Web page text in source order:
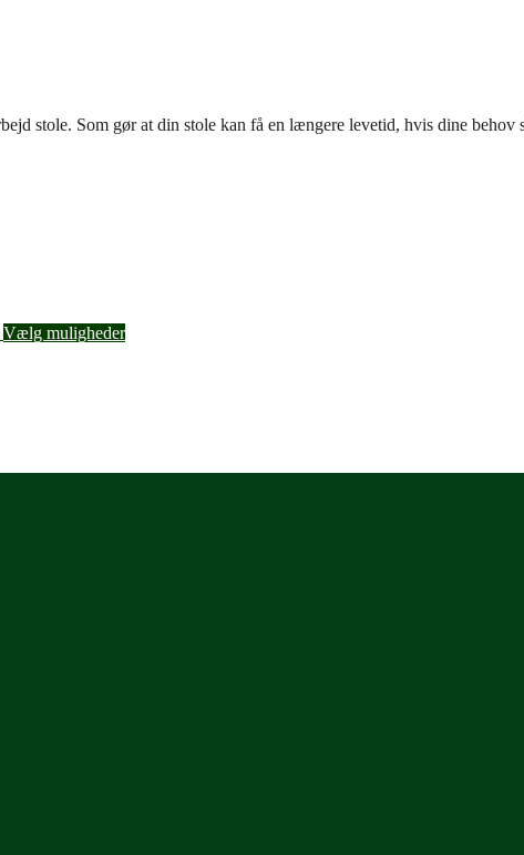
stole. Som gør at din stole kan få en længere levetid, hvis dine behov
Vælg muligheder